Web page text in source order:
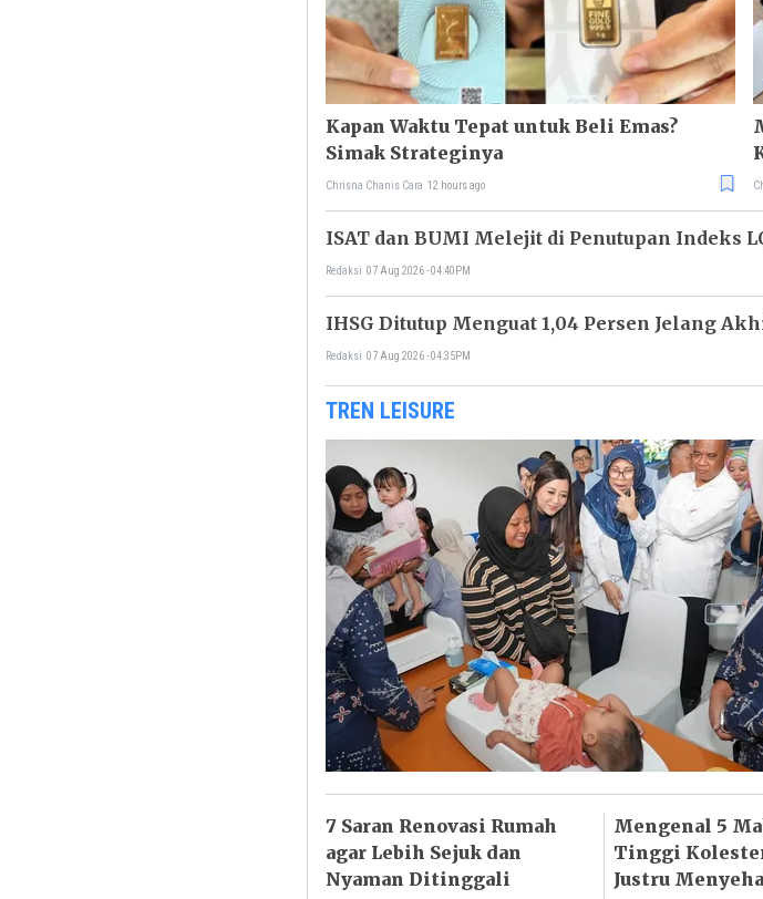
Kapan Waktu Tepat untuk Beli Emas?
Simak Strateginya
Chrisna Chanis Cara 12 hours ago
ISAT dan BUMI Melejit di Penutupan Indeks
Redaksi 07 Aug 2026 - 04:40PM
IHSG Ditutup Menguat 1,04 Persen Jelang
Redaksi 07 Aug 2026 - 04:35PM
TREN LEISURE
7 Saran Renovasi Rumah
agar Lebih Sejuk dan
Nyaman Ditinggali
Mengenal 5
Tinggi
Justru